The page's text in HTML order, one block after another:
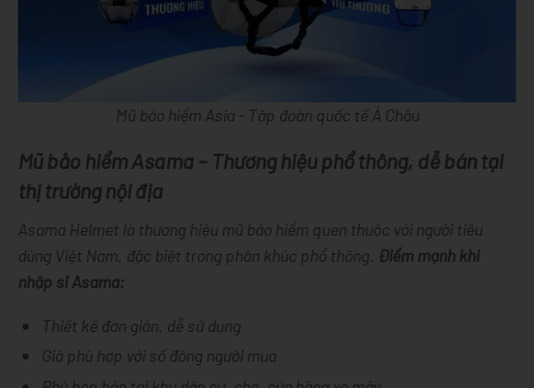
Mũ bảo hiểm Asia - Tập đoàn quốc tế Á Châu
Mũ bảo hiểm Asama – Thương hiệu phổ thông, dễ bán tại
thị trường nội địa
Asama Helmet là thương hiệu mũ bảo hiểm quen thuộc với người tiêu
dùng Việt Nam, đặc biệt trong phân khúc phổ thông. Điểm mạnh khi
nhập sỉ Asama:
Thiết kế đơn giản, dễ sử dụng
Giá phù hợp với số đông người mua